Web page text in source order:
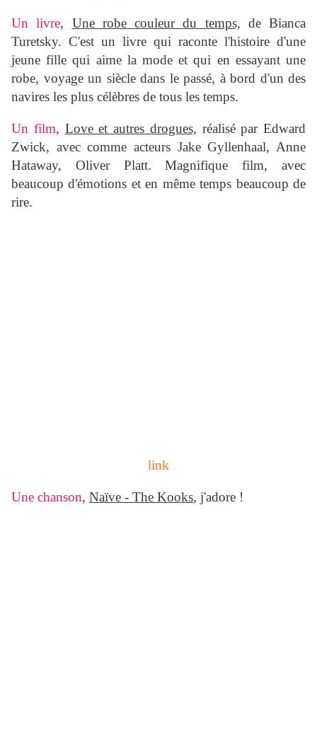
Un livre, Une robe couleur du temps, de Bianca
Turetsky. C'est un livre qui raconte l'histoire d'une
jeune fille qui aime la mode et qui en essayant une
robe, voyage un siècle dans le passé, à bord d'un des
navires les plus célèbres de tous les temps.
Un film, Love et autres drogues, réalisé par Edward
Zwick, avec comme acteurs Jake Gyllenhaal, Anne
Hataway, Oliver Platt. Magnifique film, avec
beaucoup d'émotions et en même temps beaucoup de
rire.
link
Une chanson, Naïve - The Kooks, j'adore !